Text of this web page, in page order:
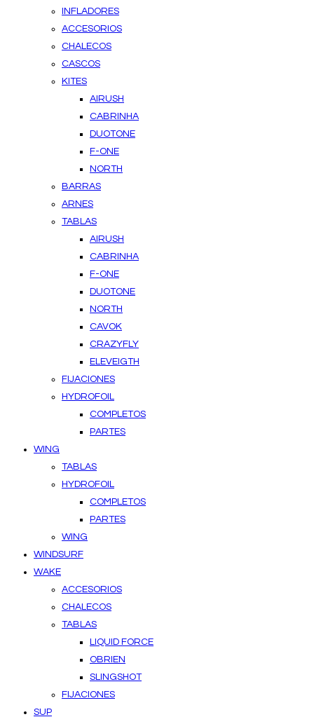
INFLADORES
ACCESORIOS
CHALECOS
CASCOS
KITES
AIRUSH
CABRINHA
DUOTONE
F-ONE
NORTH
BARRAS
ARNES
TABLAS
AIRUSH
CABRINHA
F-ONE
DUOTONE
NORTH
CAVOK
CRAZYFLY
ELEVEIGTH
FIJACIONES
HYDROFOIL
COMPLETOS
PARTES
WING
TABLAS
HYDROFOIL
COMPLETOS
PARTES
WING
WINDSURF
WAKE
ACCESORIOS
CHALECOS
TABLAS
LIQUID FORCE
OBRIEN
SLINGSHOT
FIJACIONES
SUP